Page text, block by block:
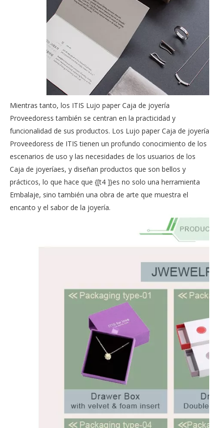
Mientras tanto, los ITIS Lujo paper Caja de joyería
Proveedoress también se centran en la practicidad y
funcionalidad de sus productos. Los Lujo paper Caja de joyería
Proveedoress de ITIS tienen un profundo conocimiento de los
escenarios de uso y las necesidades de los usuarios de los
Caja de joyeríaes, y diseñan productos que son bellos y
prácticos, lo que hace que {[t4 ]}es no solo una herramienta
Embalaje, sino también una obra de arte que muestra el
encanto y el sabor de la joyería.